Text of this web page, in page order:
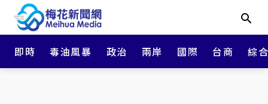
即時 毒油風暴 政治 兩岸 國際 台商 綜